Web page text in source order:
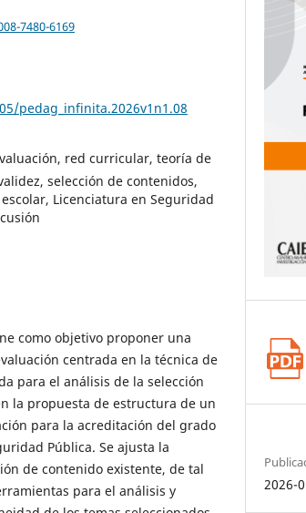
7480-6169
pedag_infinita.2026v1n1.08
red curricular, teoría de
selección de contenidos,
Licenciatura en Seguridad
como objetivo proponer una
centrada en la técnica de
para el análisis de la selección
la propuesta de estructura de un
para la acreditación del grado
Pública. Se ajusta la
de contenido existente, de tal
para el análisis y
2026-